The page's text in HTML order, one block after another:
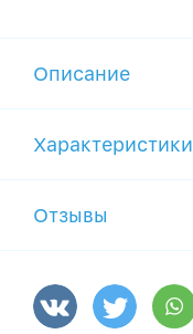
Описание
Характеристики
Отзывы